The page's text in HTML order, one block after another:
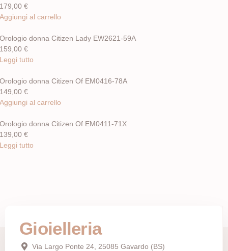
179,00 €
Aggiungi al carrello
Orologio donna Citizen Lady EW2621-59A
159,00 €
Leggi tutto
Orologio donna Citizen Of EM0416-78A
149,00 €
Aggiungi al carrello
Orologio donna Citizen Of EM0411-71X
139,00 €
Leggi tutto
Gioielleria
Via Largo Ponte 24, 25085 Gavardo (BS)